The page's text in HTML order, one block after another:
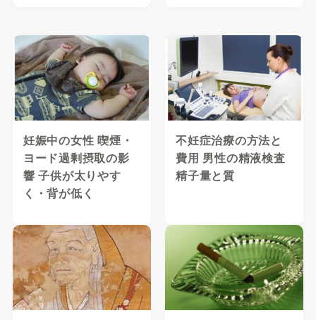
妊娠中の女性 喫煙・
ヨード過剰摂取の影
響 子供が太りやす
く・背が低く
不妊症治療の方法と
費用 男性の精液検査
精子量と質